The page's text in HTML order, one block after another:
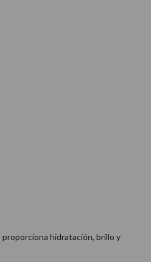
proporciona hidratación, brillo y